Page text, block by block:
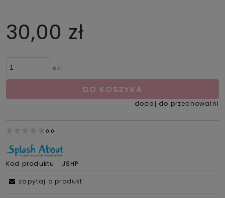
30,00 zł
szt.
DO KOSZYKA
dodaj do przechowalni
0.0
Kod produktu: JSHP
zapytaj o produkt